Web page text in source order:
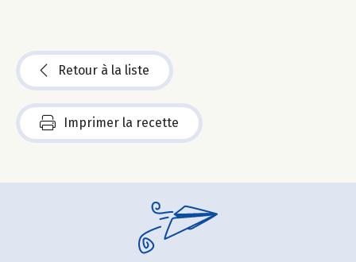
Retour à la liste
Imprimer la recette